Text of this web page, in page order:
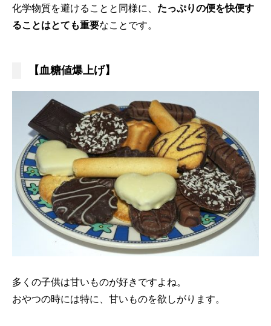
化学物質を避けることと同様に、 たっぷりの便を快便す
ることはとても重要なことです。
【血糖値爆上げ】
多くの子供は甘いものが好きですよね。
おやつの時には特に、甘いものを欲しがります。